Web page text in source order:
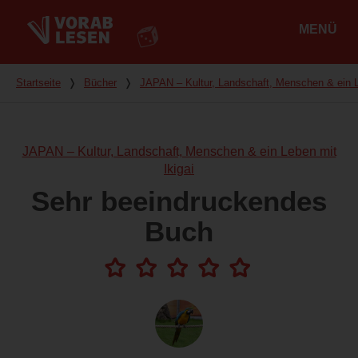
MENÜ
Du bist hier
Startseite ❭ Bücher ❭ JAPAN – Kultur, Landschaft, Menschen & ein
JAPAN – Kultur, Landschaft, Menschen & ein Leben mit
Ikigai
Sehr beeindruckendes
Buch